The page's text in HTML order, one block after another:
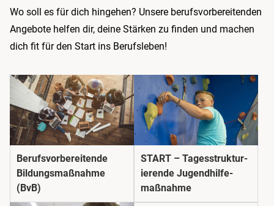
Wo soll es für dich hingehen? Unsere berufsvorbereitenden
Angebote helfen dir, deine Stärken zu finden und machen
dich fit für den Start ins Berufsleben!
Berufs­­vorbereitende
Bildungs­­maßnahme
(BvB)
START – Tages­struktur­
ierende Jugend­hilfe­
maßnahme